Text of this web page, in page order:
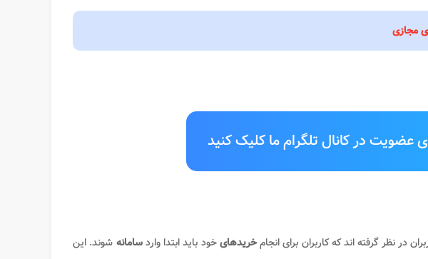
مجازی
عضویت در کانال تلگرام ما کلیک کنید
در نظر گرفته اند که کاربران برای انجامخریدهایخود باید ابتدا واردسامانه شوند. این